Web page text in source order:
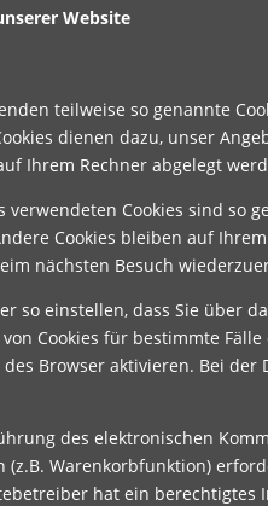
Website
teilweise so genannte
dienen dazu, unser
Ihrem Rechner abgelegt
Cookies sind so
Cookies bleiben auf
nächsten Besuch
so einstellen, dass Sie über
Cookies für bestimmte
Browser aktivieren. Bei
des elektronischen
Warenkorbfunktion)
hat ein berechtigtes